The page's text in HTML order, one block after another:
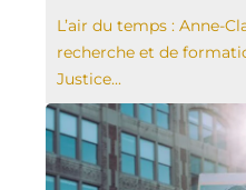
L’air du temps : Anne-
recherche et de
Justice...